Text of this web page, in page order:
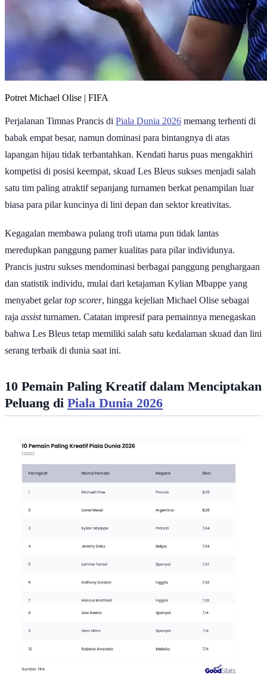
Potret Michael Olise | FIFA
Perjalanan Timnas Prancis di Piala Dunia 2026 memang terhenti di
babak empat besar, namun dominasi para bintangnya di atas
lapangan hijau tidak terbantahkan. Kendati harus puas mengakhiri
kompetisi di posisi keempat, skuad Les Bleus sukses menjadi salah
satu tim paling atraktif sepanjang turnamen berkat penampilan luar
biasa para pilar kuncinya di lini depan dan sektor kreativitas.
Kegagalan membawa pulang trofi utama pun tidak lantas
meredupkan panggung pamer kualitas para pilar individunya.
Prancis justru sukses mendominasi berbagai panggung penghargaan
dan statistik individu, mulai dari ketajaman Kylian Mbappe yang
menyabet gelartop scorer, hingga kejelian Michael Olise sebagai
raja assistturnamen. Catatan impresif para pemainnya menegaskan
bahwa Les Bleus tetap memiliki salah satu kedalaman skuad dan lini
serang terbaik di dunia saat ini.
10 Pemain Paling Kreatif dalam Menciptakan
Peluang di Piala Dunia 2026